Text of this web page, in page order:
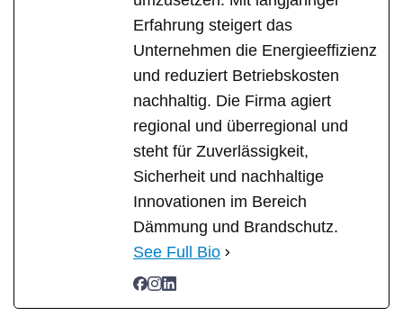
Erfahrung steigert das
Unternehmen die Energieeffizienz
und reduziert Betriebskosten
nachhaltig. Die Firma agiert
regional und überregional und
steht für Zuverlässigkeit,
Sicherheit und nachhaltige
Innovationen im Bereich
Dämmung und Brandschutz.
See Full Bio